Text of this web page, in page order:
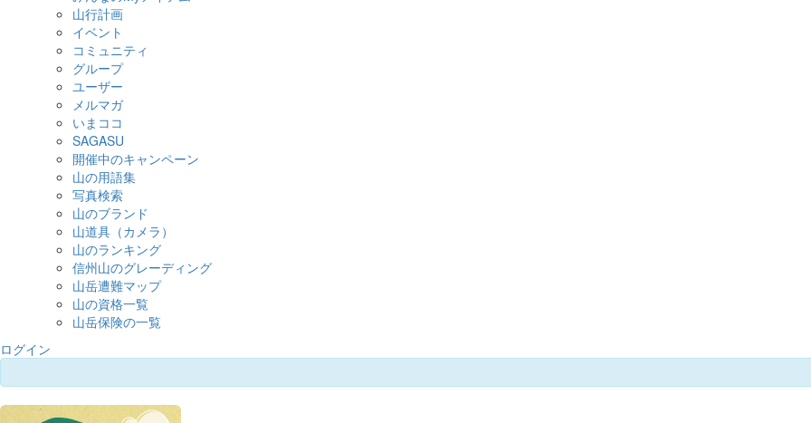
山行計画
イベント
コミュニティ
グループ
ユーザー
メルマガ
いまココ
SAGASU
開催中のキャンペーン
山の用語集
写真検索
山のブランド
山道具（カメラ）
山のランキング
信州山のグレーディング
山岳遭難マップ
山の資格一覧
山岳保険の一覧
ログイン